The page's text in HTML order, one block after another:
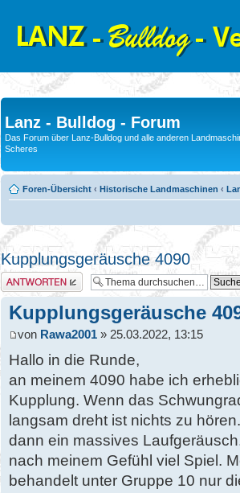
Lanz - Bulldog - Forum
Das Forum über Lanz-Bulldog und alle anderen
Scheres
Foren-Übersicht ‹ Historische Landmaschinen ‹
Kupplungsgeräusche 4090
Antwort erstellen
Kupplungsgeräusche
von Rawa2001 » 25.03.2022, 13:15
Hallo in die Runde,
an meinem 4090 habe ich
Kupplung. Wenn das
langsam dreht ist nichts zu
dann ein massives
nach meinem Gefühl viel Spiel.
behandelt unter Gruppe 10 nur